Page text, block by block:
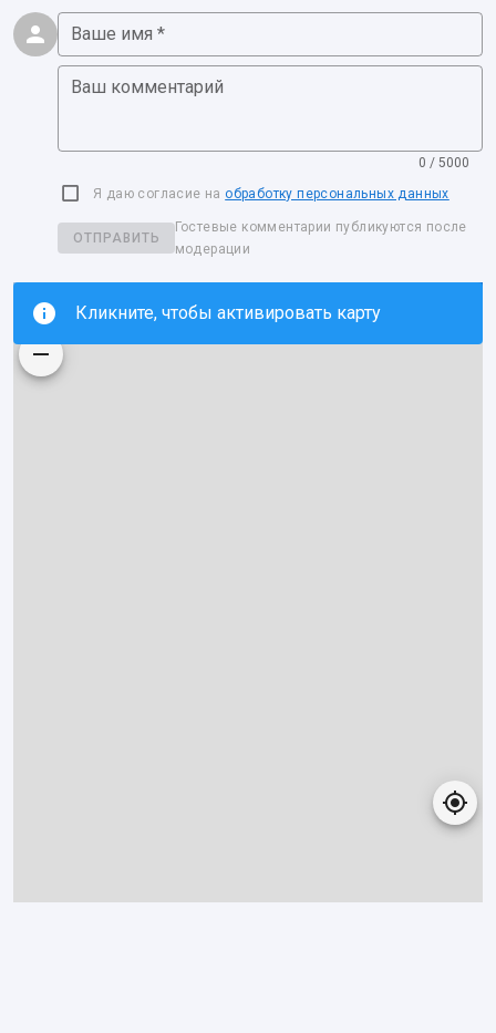
Ваше имя *
Ваш комментарий
0 / 5000
Я даю согласие на обработку персональных данных
ОТПРАВИТЬ
Гостевые комментарии публикуются после
модерации
Кликните, чтобы активировать карту